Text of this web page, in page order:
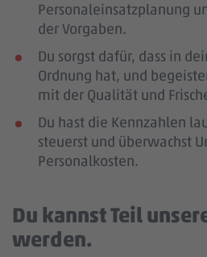
Personaleinsatzplanung
der Vorgaben.
Du sorgst dafür, dass in
Ordnung hat, und
mit der Qualität und
Du hast die Kennzahlen
steuerst und überwachst
Personalkosten.
Du kannst Teil
werden.